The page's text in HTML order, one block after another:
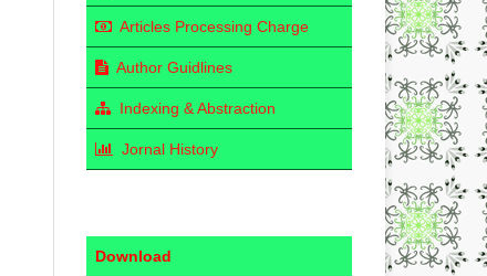
Articles Processing Charge
Author Guidlines
Indexing & Abstraction
Jornal History
Download